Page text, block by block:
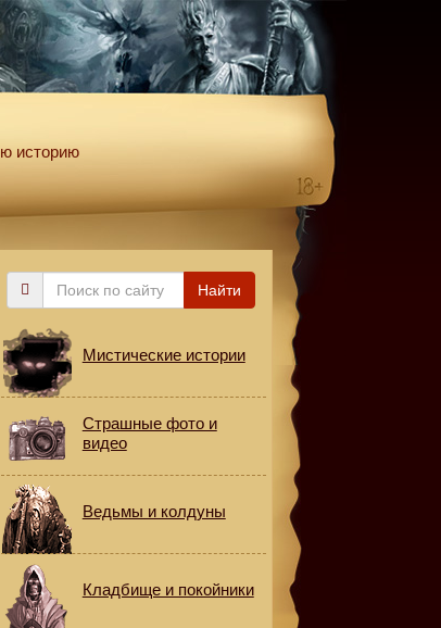
историю
Поиск
Найти
Мистические истории
Страшные фото и
видео
Ведьмы и колдуны
Кладбище и покойники